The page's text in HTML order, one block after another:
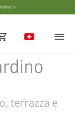
›
terrazza e